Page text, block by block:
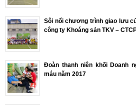
Sôi nổi chương trình giao lưu
công ty Khoáng sản TKV –
Đoàn thanh niên khối Doanh
máu năm 2017